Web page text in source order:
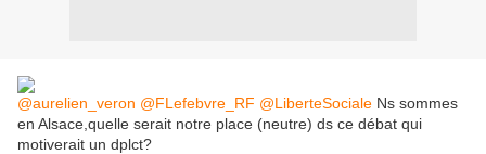
@aurelien_veron @FLefebvre_RF @LiberteSociale Ns sommes
en Alsace,quelle serait notre place (neutre) ds ce débat qui
motiverait un dplct?